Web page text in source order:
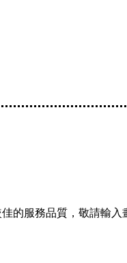
的服務品質，敬請輸